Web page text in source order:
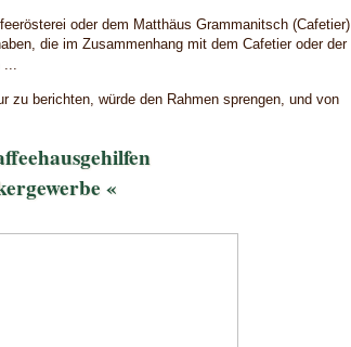
oder dem Matthäus Grammanitsch (Cafetier)
die im Zusammenhang mit dem Cafetier oder der
zu berichten, würde den Rahmen sprengen, und von
«